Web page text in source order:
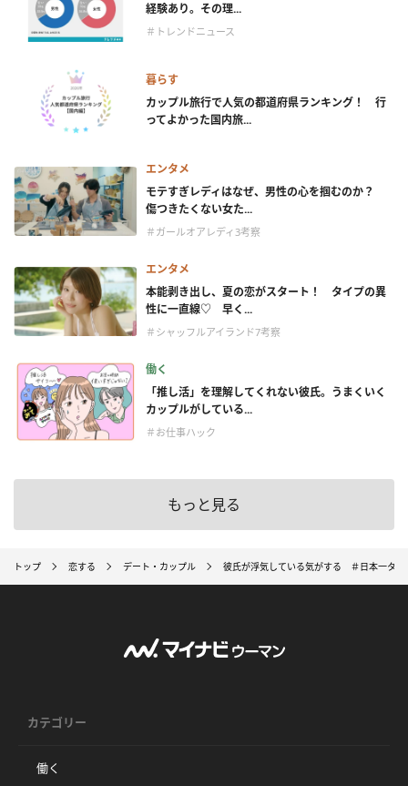
経験あり。その理...
＃トレンドニュース
暮らす
カップル旅行で人気の都道府県ランキング！ 行
ってよかった国内旅...
エンタメ
モテすぎレディはなぜ、男性の心を掴むのか？
傷つきたくない女た...
＃ガールオアレディ3考察
エンタメ
本能剥き出し、夏の恋がスタート！ タイプの異
性に一直線♡ 早く...
＃シャッフルアイランド7考察
働く
「推し活」を理解してくれない彼氏。うまくいく
カップルがしている...
＃お仕事ハック
もっと見る
トップ 恋する デート・カップル 彼氏が浮気している気がする ＃日本一タメ
カテゴリー
働く